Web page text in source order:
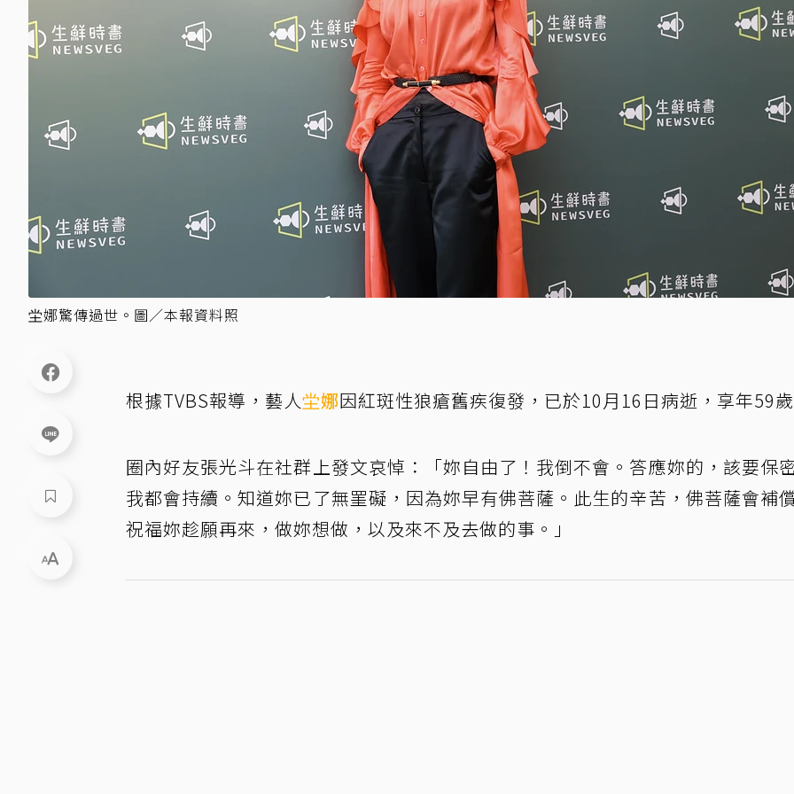
坣娜驚傳過世。圖／本報資料照
根據TVBS報導，藝人坣娜因紅斑性狼瘡舊疾復發，已於10月16日病逝，享年59歲
圈內好友張光斗在社群上發文哀悼：「妳自由了！我倒不會。答應妳的，該要保
我都會持續。知道妳已了無罣礙，因為妳早有佛菩薩。此生的辛苦，佛菩薩會補
祝福妳趁願再來，做妳想做，以及來不及去做的事。」